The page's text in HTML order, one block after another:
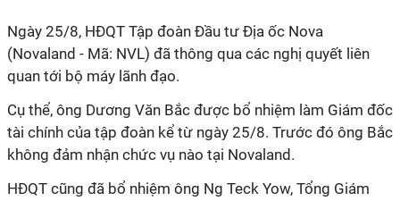
Ngày 25/8, HĐQT Tập đoàn Đầu tư Địa ốc Nova
(Novaland - Mã: NVL) đã thông qua các nghị quyết liên
quan tới bộ máy lãnh đạo.
Cụ thể, ông Dương Văn Bắc được bổ nhiệm làm Giám đốc
tài chính của tập đoàn kể từ ngày 25/8. Trước đó ông Bắc
không đảm nhận chức vụ nào tại Novaland.
HĐQT cũng đã bổ nhiệm ông Ng Teck Yow, Tổng Giám